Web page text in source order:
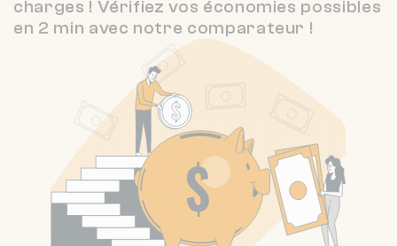
Nombre de lots : 40
34 che de laprat 26000 Valence
Chauffage collectif
Nombre de lots : 58
3 grande rue grande rue 26600 La
Roche-de-Glun
Chauffage individuel
❯
charges ! Vérifiez vos économies possibles
en 2 min avec notre comparateur !